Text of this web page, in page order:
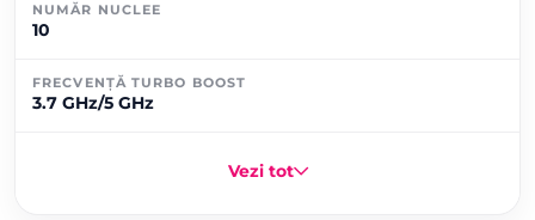
NUMĂR NUCLEE
10
FRECVENȚĂ TURBO BOOST
3.7 GHz/5 GHz
Vezi tot